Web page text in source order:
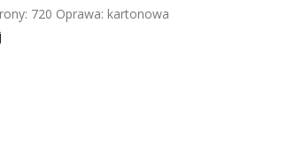
720 Oprawa: kartonowa